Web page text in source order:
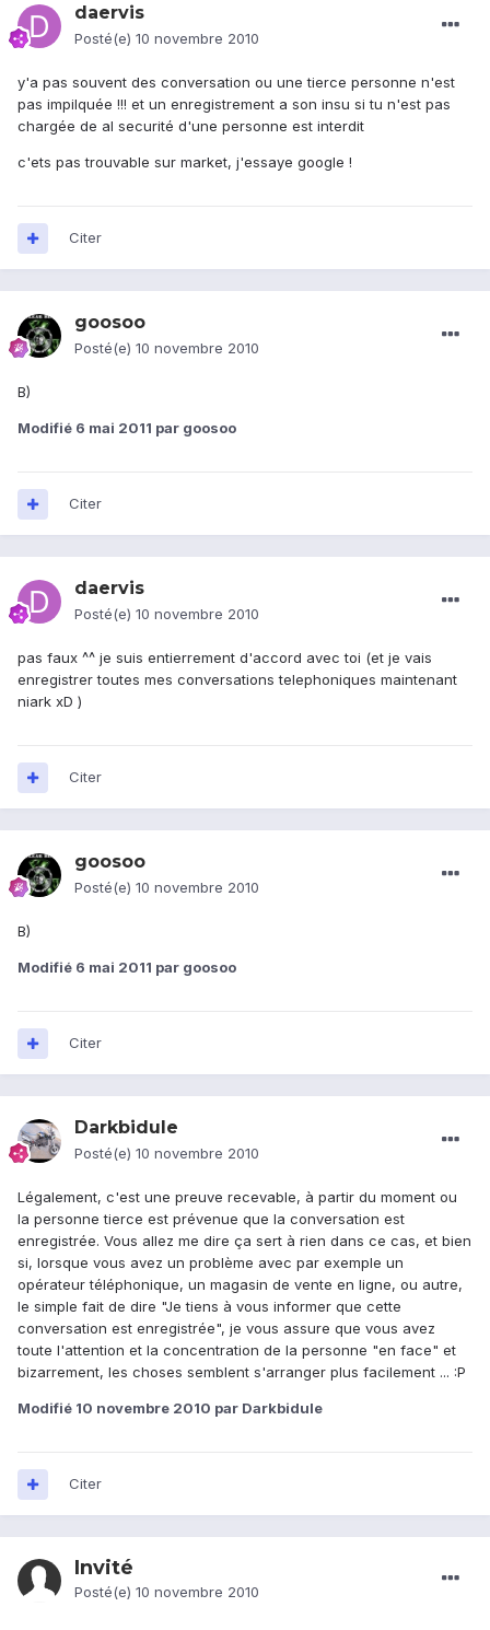
daervis
Posté(e) 10 novembre 2010
y'a pas souvent des conversation ou une tierce personne n'est
pas impilquée !!! et un enregistrement a son insu si tu n'est pas
chargée de al securité d'une personne est interdit
c'ets pas trouvable sur market, j'essaye google !
Citer
goosoo
Posté(e) 10 novembre 2010
B)
Modifié 6 mai 2011 par goosoo
Citer
daervis
Posté(e) 10 novembre 2010
pas faux ^^ je suis entierrement d'accord avec toi (et je vais
enregistrer toutes mes conversations telephoniques maintenant
niark xD )
Citer
goosoo
Posté(e) 10 novembre 2010
B)
Modifié 6 mai 2011 par goosoo
Citer
Darkbidule
Posté(e) 10 novembre 2010
Légalement, c'est une preuve recevable, à partir du moment ou
la personne tierce est prévenue que la conversation est
enregistrée. Vous allez me dire ça sert à rien dans ce cas, et bien
si, lorsque vous avez un problème avec par exemple un
opérateur téléphonique, un magasin de vente en ligne, ou autre,
le simple fait de dire "Je tiens à vous informer que cette
conversation est enregistrée", je vous assure que vous avez
toute l'attention et la concentration de la personne "en face" et
bizarrement, les choses semblent s'arranger plus facilement ... :P
Modifié 10 novembre 2010 par Darkbidule
Citer
Invité
Posté(e) 10 novembre 2010